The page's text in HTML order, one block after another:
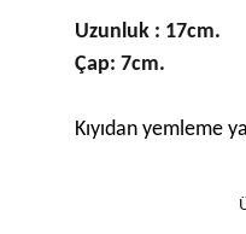
Uzunluk : 17cm.
Çap: 7cm.
Kıyıdan yemleme